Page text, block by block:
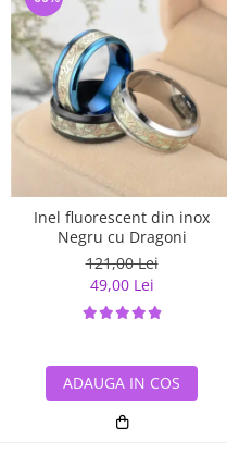
Inel fluorescent din inox
Negru cu Dragoni
121,00 Lei
49,00 Lei
ADAUGA IN COS